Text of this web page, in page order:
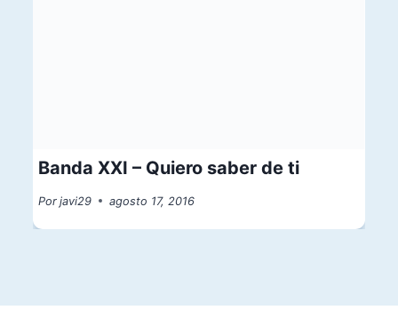
Banda XXI – Quiero saber de ti
Por javi29 agosto 17, 2016